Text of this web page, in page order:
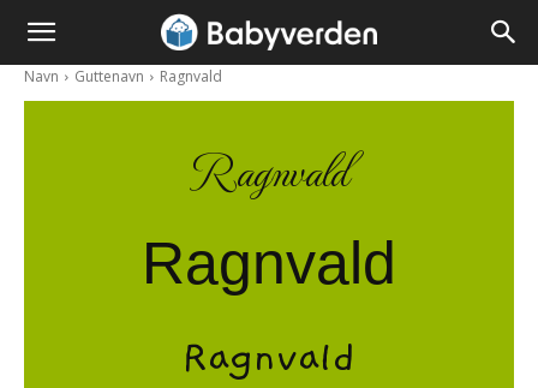
Navn Guttenavn Ragnvald
Ragnvald
Ragnvald
Ragnvald